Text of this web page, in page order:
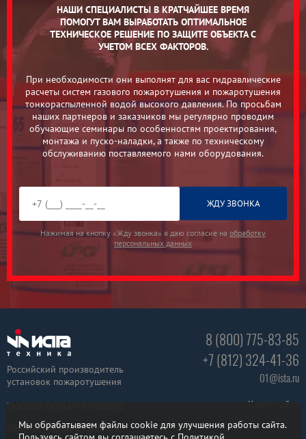
НАШИ СПЕЦИАЛИСТЫ В КРАТЧАЙШЕЕ ВРЕМЯ
ПОМОГУТ ВАМ ВЫРАБОТАТЬ ОПТИМАЛЬНОЕ
ТЕХНИЧЕСКОЕ РЕШЕНИЕ ПО ЗАЩИТЕ ОБЪЕКТА С
УЧЕТОМ ВСЕХ ФАКТОРОВ.
При необходимости они выполнят для вас гидравлические
расчеты систем газового пожаротушения и пожаротушения
тонкораспыленной водой высокого давления. По просьбам
наших партнеров и заказчиков мы регулярно проводим
обучающие семинары по особенностям проектирования,
монтажа и пуско-наладки, а также по техническому
обслуживанию поставляемого нами оборудования.
Нажимая на кнопку «Жду звонка» я даю согласие на обработку
персональных данных
Российский производитель
установок пожаротушения
ГАЗОВОЕ ПОЖАРОТУШЕНИЕ
ПЕННОЕ ПОЖАРОТУШЕНИЕ
8 (800) 775-83-85
+7 (812) 324-41-36
01@ista.ru
Карта сайта
Мы обрабатываем файлы cookie для улучшения работы сайта.